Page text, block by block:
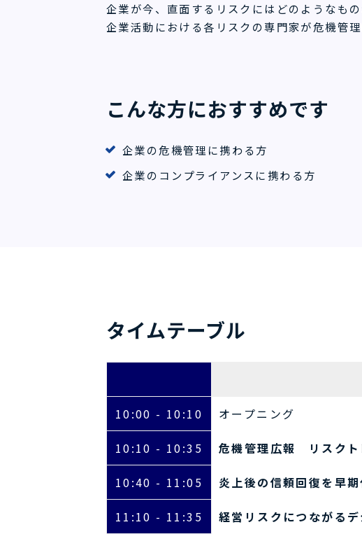
企業が今、直面するリスクにはどのようなも
企業活動における各リスクの専門家が危機管
こんな方におすすめです
企業の危機管理に携わる方
企業のコンプライアンスに携わる方
タイムテーブル
10:00 - 10:10 オープニング
10:10 - 10:35 危機管理広報 リスクト
10:40 - 11:05 炎上後の信頼回復を早
11:10 - 11:35 経営リスクにつながる